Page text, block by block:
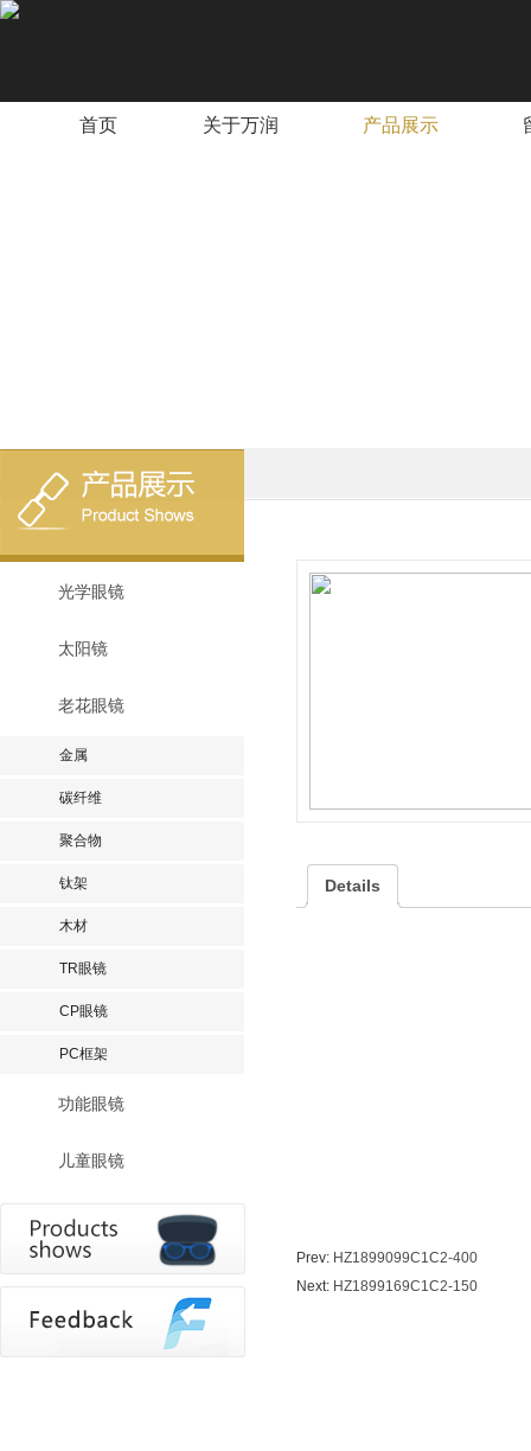
首页 关于万润 产品展示
光学眼镜
太阳镜
老花眼镜
金属
碳纤维
聚合物
钛架
木材
TR眼镜
CP眼镜
PC框架
功能眼镜
儿童眼镜
Details
Prev: HZ1899099C1C2-400
Next: HZ1899169C1C2-150